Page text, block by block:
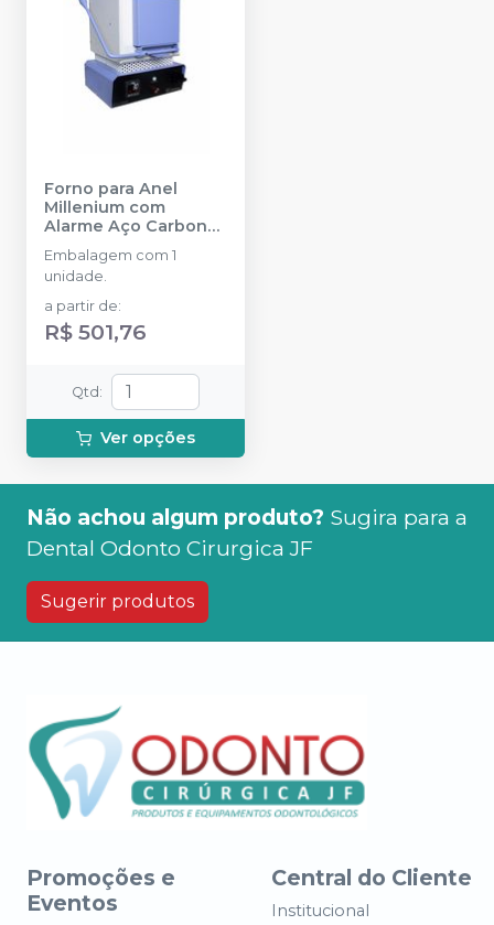
Forno para Anel
Millenium com
Alarme Aço Carbono
1100ºC
Embalagem com 1
unidade.
a partir de:
R$ 501,76
Qtd :
Ver opções
Não achou algum produto? Sugira para a
Dental Odonto Cirurgica JF
Sugerir produtos
Promoções e
Eventos
Central do Cliente
Institucional